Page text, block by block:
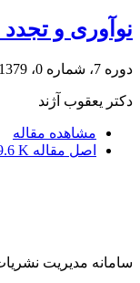
نوآوری و
دوره 7، شماره 0، 1379
دکتر یعقوب آژند
مشاهده مقاله
اصل مقاله K
سامانه مدیریت